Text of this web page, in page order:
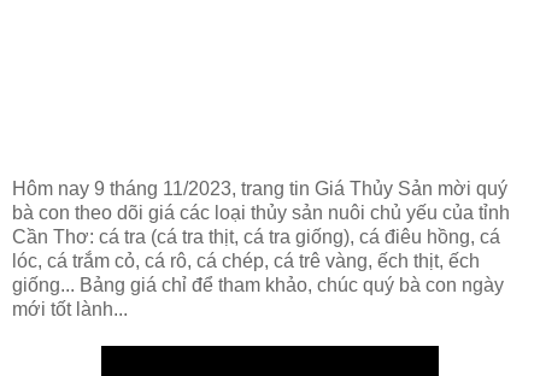
Hôm nay 9 tháng 11/2023, trang tin Giá Thủy Sản mời quý
bà con theo dõi giá các loại thủy sản nuôi chủ yếu của tỉnh
Cần Thơ: cá tra (cá tra thịt, cá tra giống), cá điêu hồng, cá
lóc, cá trắm cỏ, cá rô, cá chép, cá trê vàng, ếch thịt, ếch
giống... Bảng giá chỉ để tham khảo, chúc quý bà con ngày
mới tốt lành...